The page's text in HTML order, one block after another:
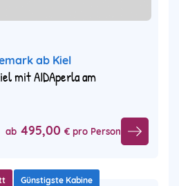
ab Kiel
mit AIDAperla am
ab 495,00 € pro Person
Günstigste Kabine